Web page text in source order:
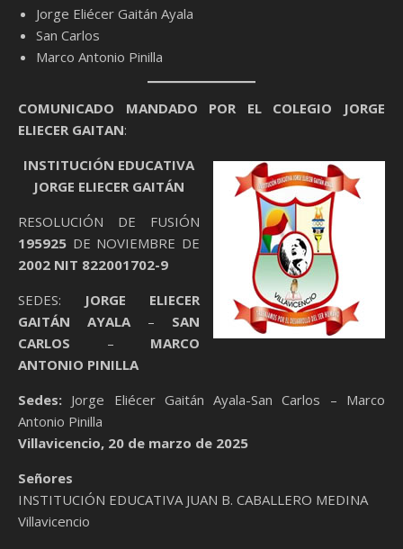
Jorge Eliécer Gaitán Ayala
San Carlos
Marco Antonio Pinilla
COMUNICADO MANDADO POR EL COLEGIO JORGE
ELIECER GAITAN:
INSTITUCIÓN EDUCATIVA
JORGE ELIECER GAITÁN
RESOLUCIÓN DE FUSIÓN
195925 DE NOVIEMBRE DE
2002 NIT 822001702-9
SEDES: JORGE ELIECER
GAITÁN AYALA– SAN
CARLOS – MARCO
ANTONIO PINILLA
Sedes: Jorge Eliécer Gaitán Ayala-San Carlos – Marco
Antonio Pinilla
Villavicencio, 20 de marzo de 2025
Señores
INSTITUCIÓN EDUCATIVA JUAN B. CABALLERO MEDINA
Villavicencio